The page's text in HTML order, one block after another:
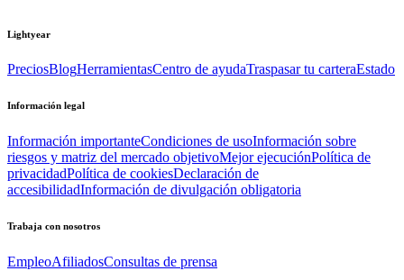
Lightyear
PreciosBlogHerramientasCentro de ayudaTraspasar tu carteraEstado
Información legal
Información importanteCondiciones de usoInformación sobre
riesgos y matriz del mercado objetivoMejor ejecuciónPolítica de
privacidadPolítica de cookiesDeclaración de
accesibilidadInformación de divulgación obligatoria
Trabaja con nosotros
EmpleoAfiliadosConsultas de prensa